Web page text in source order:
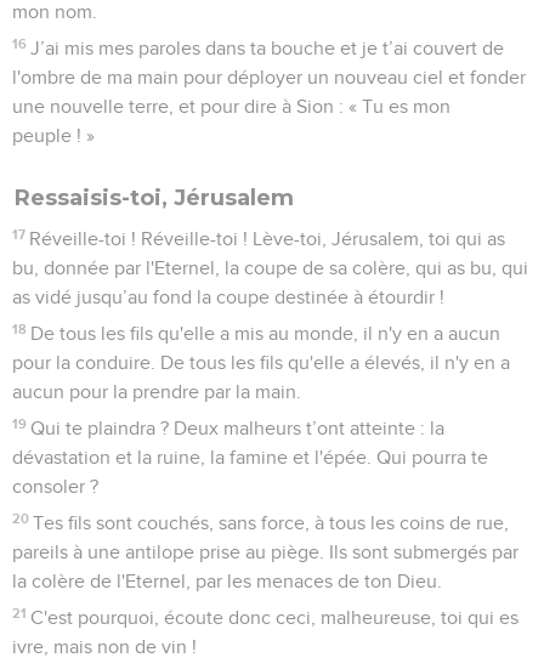
mon nom.
16 J’ai mis mes paroles dans ta bouche et je t’ai couvert de
l'ombre de ma main pour déployer un nouveau ciel et fonder
une nouvelle terre, et pour dire à Sion : « Tu es mon
peuple ! »
Ressaisis-toi, Jérusalem
17 Réveille-toi ! Réveille-toi ! Lève-toi, Jérusalem, toi qui as
bu, donnée par l'Eternel, la coupe de sa colère, qui as bu, qui
as vidé jusqu’au fond la coupe destinée à étourdir !
18 De tous les fils qu'elle a mis au monde, il n'y en a aucun
pour la conduire. De tous les fils qu'elle a élevés, il n'y en a
aucun pour la prendre par la main.
19 Qui te plaindra ? Deux malheurs t’ont atteinte : la
dévastation et la ruine, la famine et l'épée. Qui pourra te
consoler ?
20 Tes fils sont couchés, sans force, à tous les coins de rue,
pareils à une antilope prise au piège. Ils sont submergés par
la colère de l'Eternel, par les menaces de ton Dieu.
21 C'est pourquoi, écoute donc ceci, malheureuse, toi qui es
ivre, mais non de vin !